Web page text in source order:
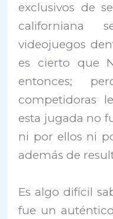
exclusivos de
californiana
videojuegos
es cierto que
entonces;
competidoras
esta jugada no
ni por ellos ni
además de
Es algo difícil
fue un